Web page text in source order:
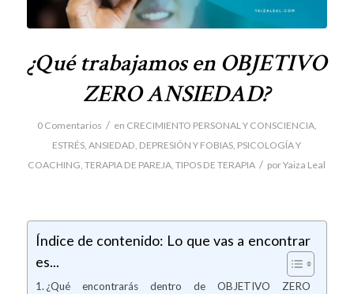
¿Qué trabajamos en OBJETIVO
ZERO ANSIEDAD?
0 Comentarios / en CRECIMIENTO PERSONAL Y CONSCIENCIA,
ESTRÉS, ANSIEDAD, DEPRESIÓN Y FOBIAS, PSICOLOGÍA Y
COACHING,TERAPIA DE PAREJA,TIPOS DE TERAPIA / porYaiza Leal
Índice de contenido: Lo que vas a encontrar
es...
¿Qué encontrarás dentro de OBJETIVO ZERO